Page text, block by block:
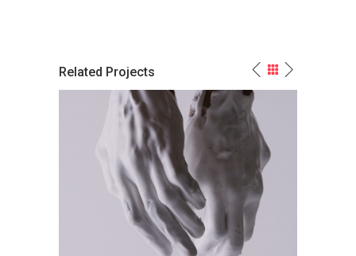
Related Projects
White Paint Is My Marble